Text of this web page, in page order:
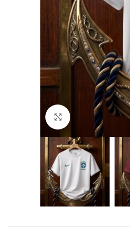
Click to enlarge